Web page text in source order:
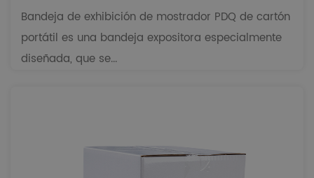
Bandeja de exhibición de mostrador PDQ de cartón
portátil es una bandeja expositora especialmente
diseñada, que se...